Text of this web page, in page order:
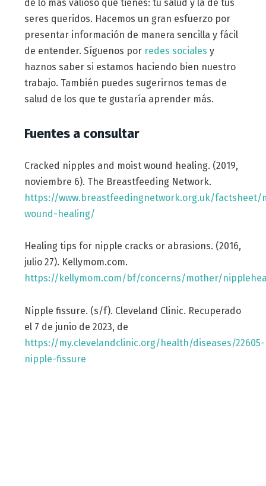
de lo más valioso que tienes: tu salud y la de tus
seres queridos. Hacemos un gran esfuerzo por
presentar información de manera sencilla y fácil
de entender. Síguenos por redes sociales y
haznos saber si estamos haciendo bien nuestro
trabajo. También puedes sugerirnos temas de
salud de los que te gustaría aprender más.
Fuentes a consultar
Cracked nipples and moist wound healing. (2019,
noviembre 6). The Breastfeeding Network.
https://www.breastfeedingnetwork.org.uk/factsheet/
wound-healing/
Healing tips for nipple cracks or abrasions. (2016,
julio 27). Kellymom.com.
https://kellymom.com/bf/concerns/mother/
Nipple fissure. (s/f). Cleveland Clinic. Recuperado
el 7 de junio de 2023, de
https://my.clevelandclinic.org/health/diseases/22605-
nipple-fissure